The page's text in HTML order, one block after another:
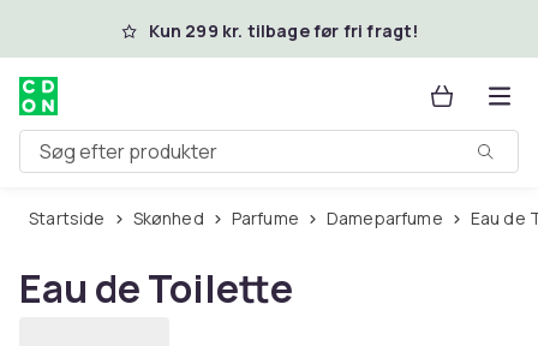
Spring til hovedindhold
Kun 299 kr. tilbage før fri fragt!
Søg efter produkter
Startside Skønhed Parfume Dameparfume Eau
Eau de Toilette